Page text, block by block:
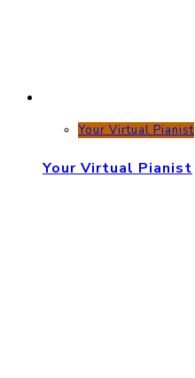
Your Virtual Pianist
Your Virtual Pianist